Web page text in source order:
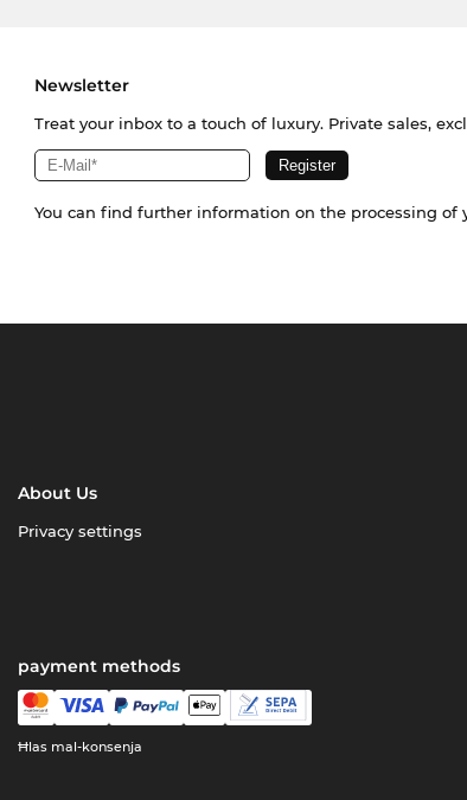
Newsletter
Treat your inbox to a touch of luxury. Private sales,
You can find further information on the processing of
About Us
Privacy settings
payment methods
Ħlas mal-konsenja